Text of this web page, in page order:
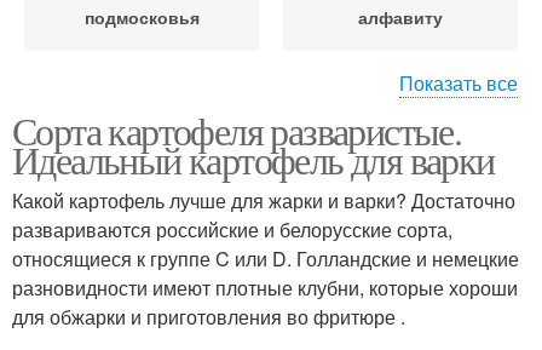
подмосковья
алфавиту
Ранний картофель Картофель для жарки
Картофель для пюре Картофель для чипсов
Показать все
Сорта картофеля разваристые.
Идеальный картофель для варки
Какой картофель лучше для жарки и варки? Достаточно
развариваются российские и белорусские сорта,
относящиеся к группе C или D. Голландские и немецкие
разновидности имеют плотные клубни, которые хороши
для обжарки и приготовления во фритюре .